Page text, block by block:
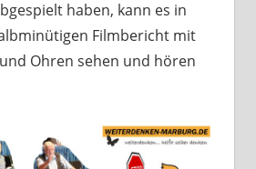
haben, kann es in
Filmbericht mit
Ohren sehen und hören